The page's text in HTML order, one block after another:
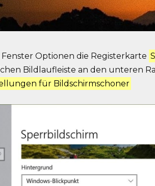
Optionen die Registerkarte
Bildlaufleiste an den unteren
für Bildschirmschoner